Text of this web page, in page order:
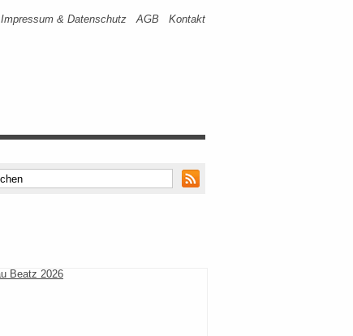
Impressum & Datenschutz AGB Kontakt